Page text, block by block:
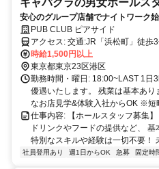
安心のグループ店舗でナイトワーク
最適！普通のカフェやバーで働くの
あり
PUB CLUB ピアサイド
時給1,500円以上
東京都東京23区港区
勤務時間・曜日: 18:00~LAST 1日
優遇いたします。 残業は基本あ
なお店見学&体験入社からOK ※短
仕事内容: 【ホールスタッフ募集
ドリンクやフードの提供など、 基
特別なスキルや経験は一切不要！
社員登用あり 週1日からOK 急募 固定時